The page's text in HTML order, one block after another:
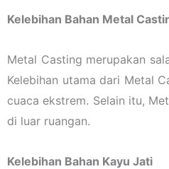
Kelebihan Bahan Metal
Metal Casting merupakan
Kelebihan utama dari Metal
cuaca ekstrem. Selain itu,
di luar ruangan.
Kelebihan Bahan Kayu Jati